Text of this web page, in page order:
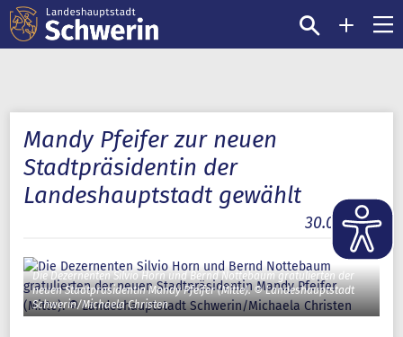
Mandy Pfeifer zur neuen
Stadtpräsidentin der
Landeshauptstadt gewählt
30.06.2026
Die Dezernenten Silvio Horn und Bernd Nottebaum gratulierten der
neuen Stadtpräsidentin Mandy Pfeifer (Mitte). © Landeshauptstadt
Schwerin/Michaela Christen